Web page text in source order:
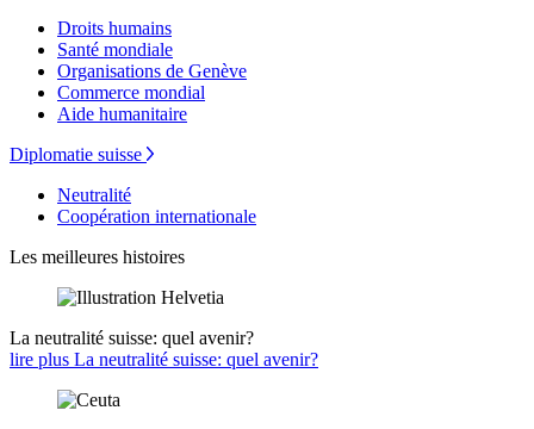
Droits humains
Santé mondiale
Organisations de Genève
Commerce mondial
Aide humanitaire
Diplomatie suisse
Neutralité
Coopération internationale
Les meilleures histoires
La neutralité suisse: quel avenir?
lire plus La neutralité suisse: quel avenir?